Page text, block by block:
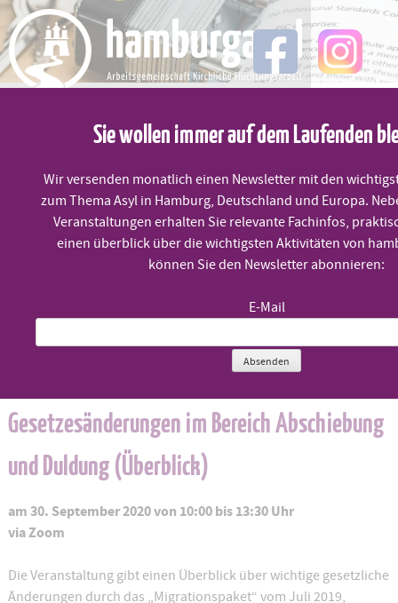
Skip
to
content
Gesetzesänderungen im Bereich
Abschiebung und Duldung
Gesetzesänderungen im Bereich Abschiebung
und Duldung (Überblick)
am 30. September 2020 von 10:00 bis 13:30 Uhr
via Zoom
Die Veranstaltung gibt einen Überblick über wichtige gesetzliche
Änderungen durch das „Migrationspaket“ vom Juli 2019,
Sie wollen immer auf dem Laufenden
Wir versenden monatlich einen Newsletter mit den
zum Thema Asyl in Hamburg, Deutschland und Europa.
Veranstaltungen erhalten Sie relevante Fachinfos,
einen überblick über die wichtigsten Aktivitäten von
können Sie den Newsletter abonnieren:
E-Mail
Absenden